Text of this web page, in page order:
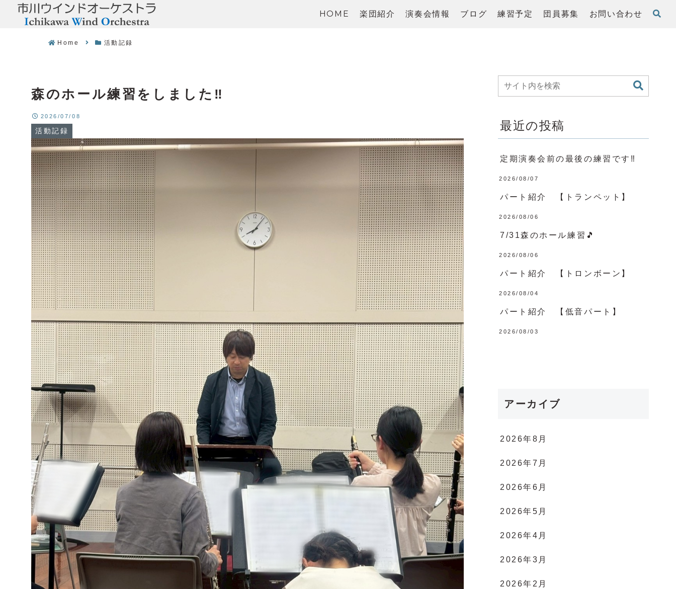
HOME 楽団紹介 演奏会情報 ブログ 練習予定 団員募集 お問い合わせ
Home 活動記録
森のホール練習をしました‼️
活動記録
2026/07/08
最近の投稿
定期演奏会前の最後の練習です‼️
2026/08/07
パート紹介 【トランペット】
2026/08/06
7/31森のホール練習🎵
2026/08/06
パート紹介 【トロンボーン】
2026/08/04
パート紹介 【低音パート】
2026/08/03
アーカイブ
2026年8月
2026年7月
2026年6月
2026年5月
2026年4月
2026年3月
2026年2月